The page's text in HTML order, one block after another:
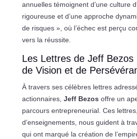
annuelles témoignent d’une culture
rigoureuse et d’une approche
de risques », où l’échec est perçu
vers la réussite.
Les Lettres de Jeff Bezos
de Vision et de
À travers ses célèbres lettres
actionnaires, Jeff Bezos offre un
parcours entrepreneurial. Ces
d’enseignements, nous guident à
qui ont marqué la création de